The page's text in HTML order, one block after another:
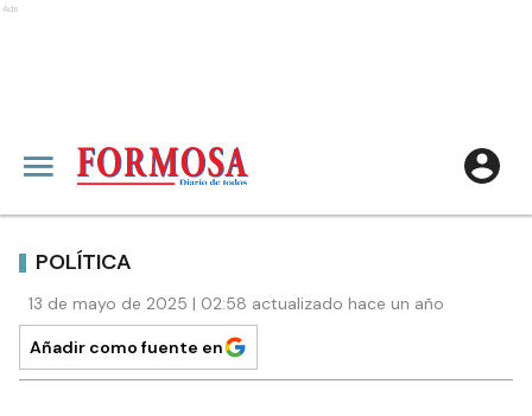
Ads
POLÍTICA
13 de mayo de 2025 | 02:58 actualizado hace un año
Añadir como fuente en